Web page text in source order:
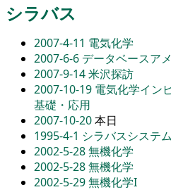
シラバス
2007-4-11 電気化学
2007-6-6 データベースア
2007-9-14米沢探訪
2007-10-19 電気化学イン
基礎・応用
2007-10-20本日
1995-4-1 シラバスシステ
2002-5-28無機化学
2002-5-28無機化学
2002-5-29無機化学I